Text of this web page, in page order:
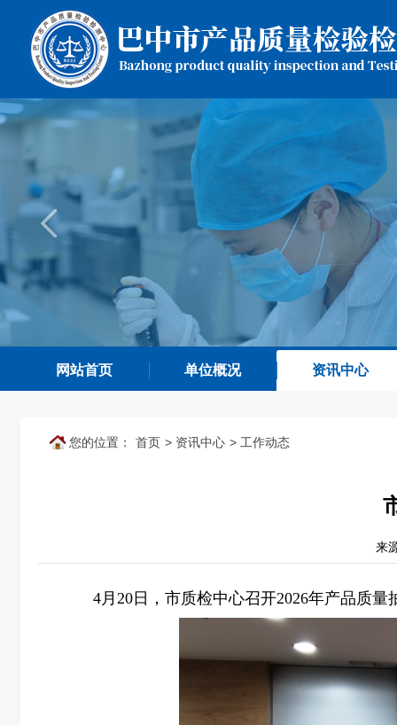
网站首页 单位概况 资讯中心
您的位置： 首页 > 资讯中心 > 工作动态
来
4月20 日，市质检中心召开2026年产品质量